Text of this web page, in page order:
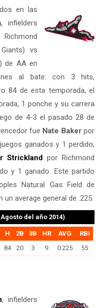
en las
, infielders
vs
de AA en
al bate: con 3 hits,
84 de esta temporada, el
1 ponche y su carrera
de 4-3 el pasado 28 de
fue Nate Bakerpor
ganados y 1 perdido;
Stricklandpor Richmond
y 1 ganado. Este partido
Natural Gas Field de
average general de .225.
del año 2014)
H 2B 3B HR AVG
RBI
84 20 3 9 0.225 55
, infielders